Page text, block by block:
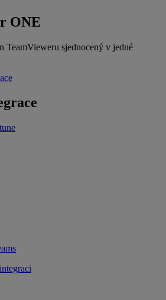
ONE
TeamVieweru sjednocený v jedné